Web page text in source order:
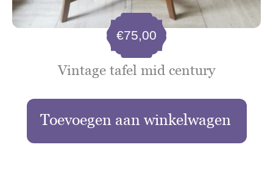
Vintage tafel mid century
€75,00
Toevoegen aan winkelwagen